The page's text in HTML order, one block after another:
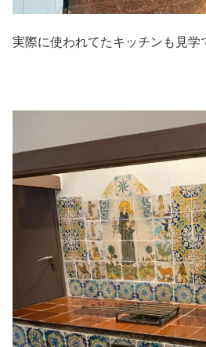
実際に使われてたキッチンも見学